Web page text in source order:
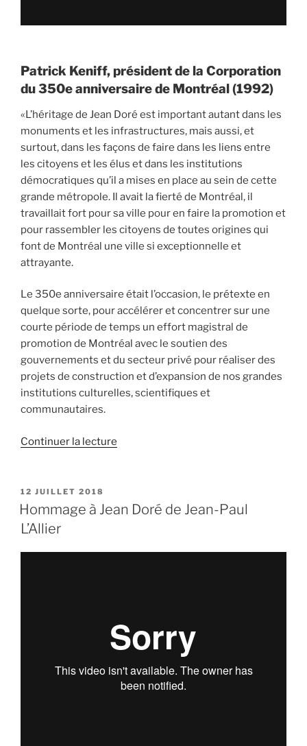
Patrick Keniff, président de la Corporation
du 350e anniversaire de Montréal (1992)
«L’héritage de Jean Doré est important autant dans les
monuments et les infrastructures, mais aussi, et
surtout, dans les façons de faire dans les liens entre
les citoyens et les élus et dans les institutions
démocratiques qu’il a mises en place au sein de cette
grande métropole. Il avait la fierté de Montréal, il
travaillait fort pour sa ville pour en faire la promotion et
pour rassembler les citoyens de toutes origines qui
font de Montréal une ville si exceptionnelle et
attrayante.
Le 350e anniversaire était l’occasion, le prétexte en
quelque sorte, pour accélérer et concentrer sur une
courte période de temps un effort magistral de
promotion de Montréal avec le soutien des
gouvernements et du secteur privé pour réaliser des
projets de construction et d’expansion de nos grandes
institutions culturelles, scientifiques et
communautaires.
Continuer la lecture
Jean
Patrick
PUBLIÉ
LE
12 JUILLET 2018
Hommage à Jean Doré de Jean-Paul
L’Allier